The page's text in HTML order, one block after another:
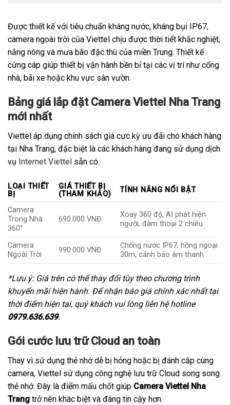
Được thiết kế với tiêu chuẩn kháng nước, kháng bụi IP67,
camera ngoài trời của Viettel chịu được thời tiết khắc nghiệt,
nắng nóng và mưa bão đặc thù của miền Trung. Thiết kế
cứng cáp giúp thiết bị vận hành bền bỉ tại các vị trí như cổng
nhà, bãi xe hoặc khu vực sân vườn.
Bảng giá lắp đặt Camera Viettel Nha Trang
mới nhất
Viettel áp dụng chính sách giá cực kỳ ưu đãi cho khách hàng
tại Nha Trang, đặc biệt là các khách hàng đang sử dụng dịch
vụ Internet Viettel sẵn có.
LOẠI THIẾT
BỊ
GIÁ THIẾT BỊ
(THAM KHẢO)
TÍNH NĂNG NỔI BẬT
Camera
Trong Nhà
360°
690.000 VNĐ
Xoay 360 độ, AI phát hiện
người, đàm thoại 2 chiều
Camera
Ngoài Trời
990.000 VNĐ
Chống nước IP67, hồng ngoại
30m, cảnh báo âm thanh
*Lưu ý: Giá trên có thể thay đổi tùy theo chương trình
khuyến mãi hiện hành. Để nhận báo giá chính xác nhất tại
thời điểm hiện tại, quý khách vui lòng liên hệ hotline
0979.636.639.
Gói cước lưu trữ Cloud an toàn
Thay vì sử dụng thẻ nhớ dễ bị hỏng hoặc bị đánh cắp cùng
camera, Viettel sử dụng công nghệ lưu trữ Cloud song song
thẻ nhớ. Đây là điểm mấu chốt giúp Camera Viettel Nha
Trang trở nên khác biệt và đáng tin cậy hơn.